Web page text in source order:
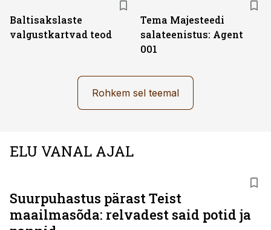
Baltisakslaste
valgustkartvad teod
Tema Majesteedi
salateenistus: Agent
001
Rohkem sel teemal
ELU VANAL AJAL
Suurpuhastus pärast Teist
maailmasõda: relvadest said potid ja